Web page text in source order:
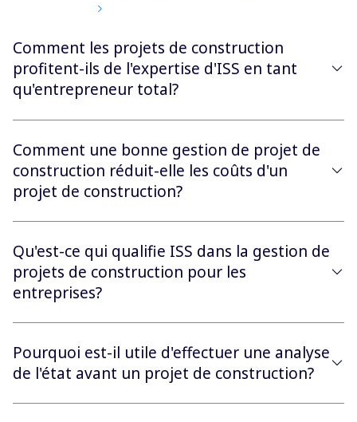
Comment les projets de construction
profitent-ils de l'expertise d'ISS en tant
qu'entrepreneur total?
Comment une bonne gestion de projet de
construction réduit-elle les coûts d'un
projet de construction?
Qu'est-ce qui qualifie ISS dans la gestion de
projets de construction pour les
entreprises?
Pourquoi est-il utile d'effectuer une analyse
de l'état avant un projet de construction?